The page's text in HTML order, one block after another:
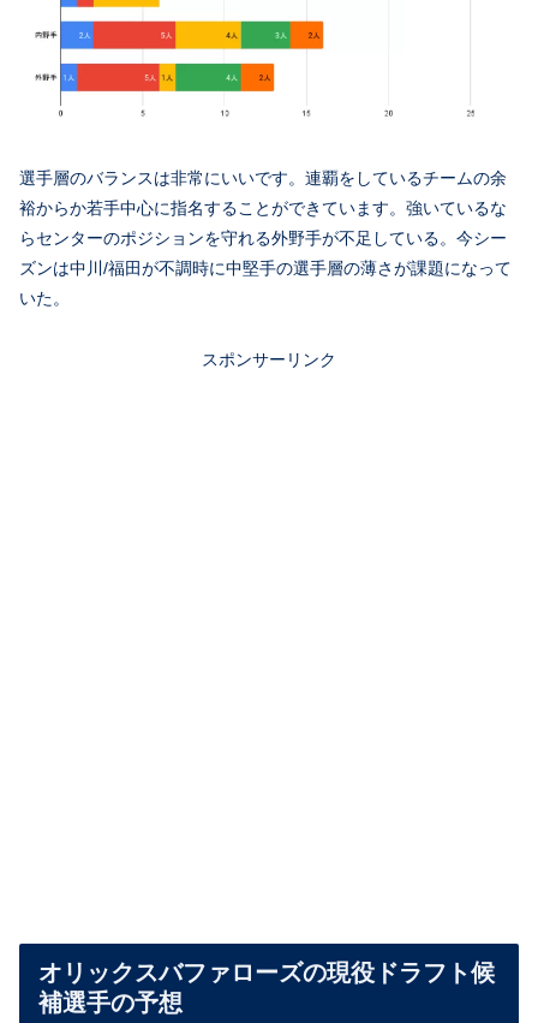
選手層のバランスは非常にいいです。連覇をしているチームの余
裕からか若手中心に指名することができています。強いているな
らセンターのポジションを守れる外野手が不足している。今シー
ズンは中川/福田が不調時に中堅手の選手層の薄さが課題になって
いた。
スポンサーリンク
オリックスバファローズの現役ドラフト候
補選手の予想